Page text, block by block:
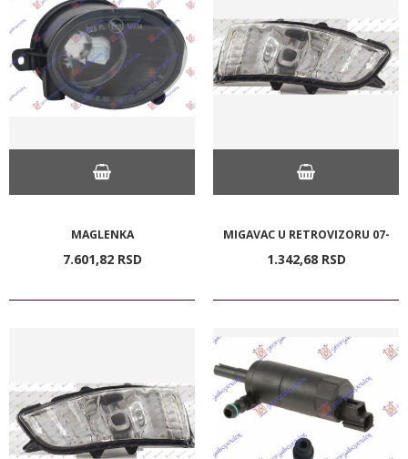
MAGLENKA
7.601,82 RSD
MIGAVAC U RETROVIZORU 07-
1.342,68 RSD